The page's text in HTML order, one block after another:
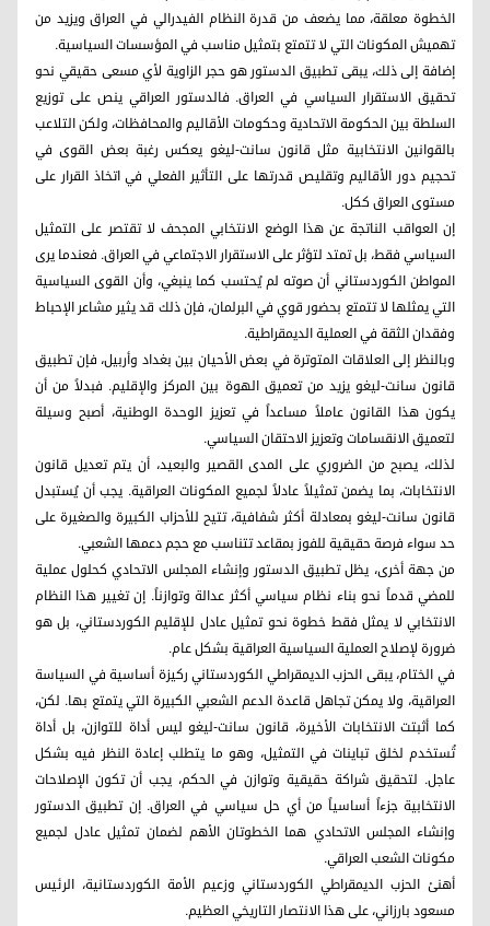
الخطوة معلقة، مما يضعف من قدرة النظام الفيدرالي في العراق ويزيد من
تهميش المكونات التي لا تتمتع بتمثيل مناسب في المؤسسات السياسية.
إضافة إلى ذلك، يبقى تطبيق الدستور هو حجر الزاوية لأي مسعى حقيقي نحو
تحقيق الاستقرار السياسي في العراق. فالدستور العراقي ينص على توزيع
السلطة بين الحكومة الاتحادية وحكومات الأقاليم والمحافظات، ولكن التلاعب
بالقوانين الانتخابية مثل قانون سانت‑ليغو يعكس رغبة بعض القوى في
تحجيم دور الأقاليم وتقليص قدرتها على التأثير الفعلي في اتخاذ القرار على
مستوى العراق ككل.
إن العواقب الناتجة عن هذا الوضع الانتخابي المجحف لا تقتصر على التمثيل
السياسي فقط، بل تمتد لتؤثر على الاستقرار الاجتماعي في العراق. فعندما يرى
المواطن الكوردستاني أن صوته لم يُحتسب كما ينبغي، وأن القوى السياسية
التي يمثلها لا تتمتع بحضور قوي في البرلمان، فإن ذلك قد يثير مشاعر الإحباط
وفقدان الثقة في العملية الديمقراطية.
وبالنظر إلى العلاقات المتوترة في بعض الأحيان بين بغداد وأربيل، فإن تطبيق
قانون سانت‑ليغو يزيد من تعميق الهوة بين المركز والإقليم. فبدلاً من أن
يكون هذا القانون عاملاً مساعداً في تعزيز الوحدة الوطنية، أصبح وسيلة
لتعميق الانقسامات وتعزيز الاحتقان السياسي.
لذلك، يصبح من الضروري على المدى القصير والبعيد، أن يتم تعديل قانون
الانتخابات، بما يضمن تمثيلاً عادلاً لجميع المكونات العراقية. يجب أن يُستبدل
قانون سانت‑ليغو بمعادلة أكثر شفافية، تتيح للأحزاب الكبيرة والصغيرة على
حد سواء فرصة حقيقية للفوز بمقاعد تتناسب مع حجم دعمها الشعبي.
من جهة أخرى، يظل تطبيق الدستور وإنشاء المجلس الاتحادي كحلول عملية
للمضي قدماً نحو بناء نظام سياسي أكثر عدالة وتوازناً. إن تغيير هذا النظام
الانتخابي لا يمثل فقط خطوة نحو تمثيل عادل للإقليم الكوردستاني، بل هو
ضرورة لإصلاح العملية السياسية العراقية بشكل عام.
في الختام، يبقى الحزب الديمقراطي الكوردستاني ركيزة أساسية في السياسة
العراقية، ولا يمكن تجاهل قاعدة الدعم الشعبي الكبيرة التي يتمتع بها. لكن،
كما أثبتت الانتخابات الأخيرة، قانون سانت‑ليغو ليس أداة للتوازن، بل أداة
تُستخدم لخلق تباينات في التمثيل، وهو ما يتطلب إعادة النظر فيه بشكل
عاجل. لتحقيق شراكة حقيقية وتوازن في الحكم، يجب أن تكون الإصلاحات
الانتخابية جزءاً أساسياً من أي حل سياسي في العراق. إن تطبيق الدستور
وإنشاء المجلس الاتحادي هما الخطوتان الأهم لضمان تمثيل عادل لجميع
مكونات الشعب العراقي.
أهنئ الحزب الديمقراطي الكوردستاني وزعيم الأمة الكوردستانية، الرئيس
مسعود بارزاني، على هذا الانتصار التاريخي العظيم.